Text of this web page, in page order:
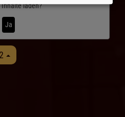
laden?
Ja